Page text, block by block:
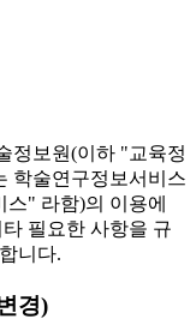
정보원(이하 "교육정
학술연구정보서비스
" 라함)의 이용에
필요한 사항을 규
니다.
경)